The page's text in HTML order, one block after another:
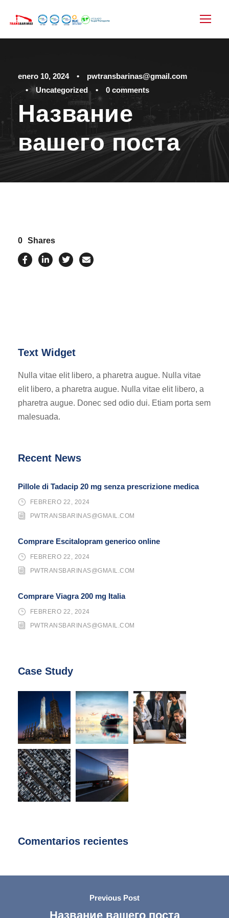
enero 10, 2024 •
pwtransbarinas@gmail.com
•
Uncategorized • 0 comments
Название
вашего поста
0 Shares
Text Widget
Nulla vitae elit libero, a pharetra augue. Nulla vitae
elit libero, a pharetra augue. Nulla vitae elit libero, a
pharetra augue. Donec sed odio dui. Etiam porta sem
malesuada.
Recent News
Pillole di Tadacip 20 mg senza prescrizione medica
FEBRERO 22, 2024
PWTRANSBARINAS@GMAIL.COM
Comprare Escitalopram generico online
FEBRERO 22, 2024
PWTRANSBARINAS@GMAIL.COM
Comprare Viagra 200 mg Italia
FEBRERO 22, 2024
PWTRANSBARINAS@GMAIL.COM
Case Study
Comentarios recientes
Previous Post
Название вашего поста